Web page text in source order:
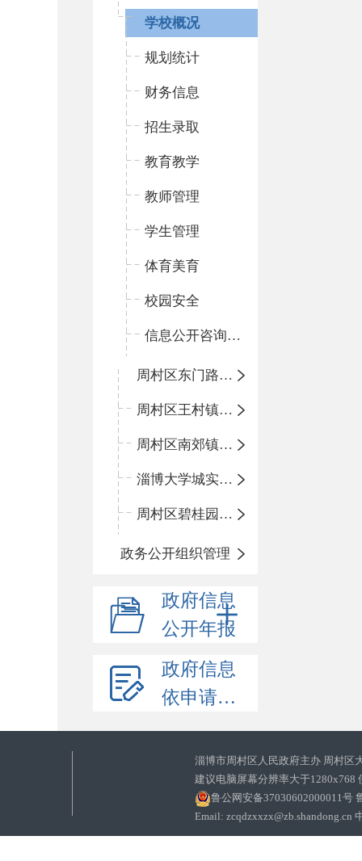
学校概况
规划统计
财务信息
招生录取
教育教学
教师管理
学生管理
体育美育
校园安全
信息公开咨询指南
周村区东门路小学
周村区王村镇中心学校
周村区南郊镇中心小学
淄博大学城实验中学
周村区碧桂园小学
政务公开组织管理
政府信息
公开年报
政府信息
依申请公开
淄博市周村区人民政府主办 周村区
建议电脑屏幕分辨率大于1280x768
鲁公网安备37030602000011号
Email: zcqdzxxzx@zb.shandong.cn